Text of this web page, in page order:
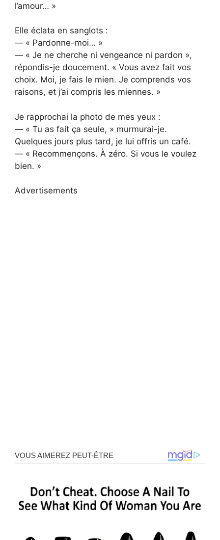
l’amour… »
Elle éclata en sanglots :
— « Pardonne-moi… »
— « Je ne cherche ni vengeance ni pardon »,
répondis-je doucement. « Vous avez fait vos
choix. Moi, je fais le mien. Je comprends vos
raisons, et j’ai compris les miennes. »
Je rapprochai la photo de mes yeux :
— « Tu as fait ça seule, » murmurai-je.
Quelques jours plus tard, je lui offris un café.
— « Recommençons. À zéro. Si vous le voulez
bien. »
Advertisements